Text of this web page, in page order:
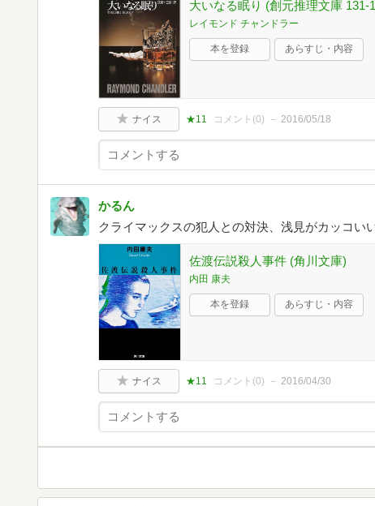
大いなる眠り (創元推理文庫 131-
レイモンド チャンドラー
本を登録 あらすじ・内容
ナイス ★11 コメント(0) 2016/05/18
かるん
クライマックスの犯人との対決、浅見がカッコい
佐渡伝説殺人事件 (角川文庫)
内田 康夫
本を登録 あらすじ・内容
ナイス ★11 コメント(0) 2016/04/30